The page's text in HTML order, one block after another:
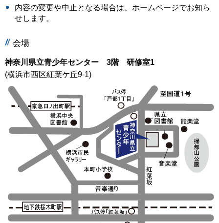
内容の変更や中止となる場合は、ホームページでお知ら
せします。
会場
神奈川県立青少年センター 3階 研修室1
(横浜市西区紅葉ケ丘9-1)